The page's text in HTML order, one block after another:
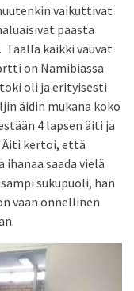
vaikuttivat
päästä
kaikki vauvat
on Namibiassa
oli ja erityisesti
äidin mukana koko
4 lapsen äiti ja
Äiti kertoi, että
saada vielä
sukupuoli, hän
vaan onnellinen